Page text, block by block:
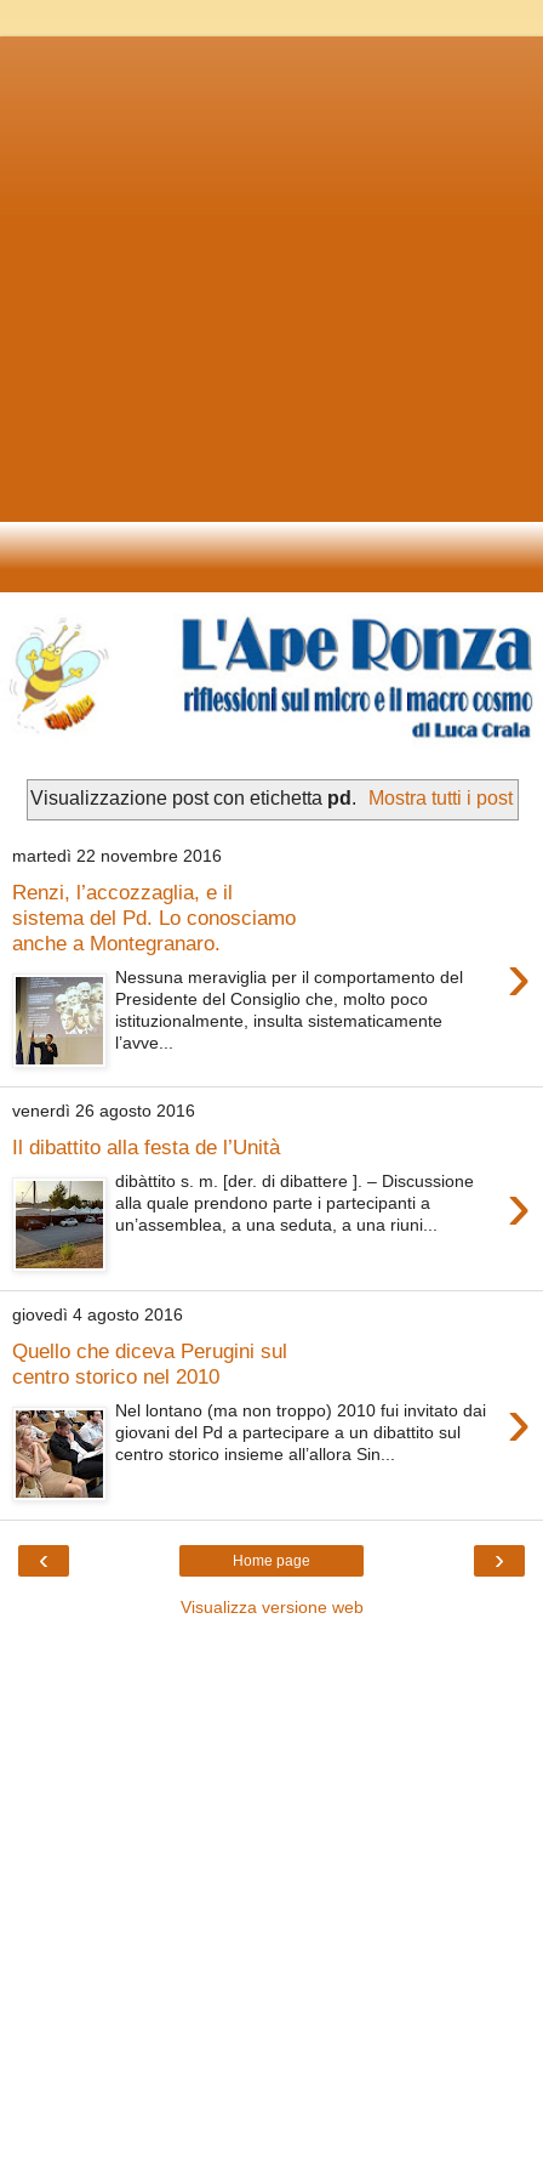
Visualizzazione post con etichetta pd . Mostra tutti i post
martedì 22 novembre 2016
Renzi, l’accozzaglia, e il
sistema del Pd. Lo conosciamo
anche a Montegranaro.
›
Nessuna meraviglia per il comportamento del
Presidente del Consiglio che, molto poco
istituzionalmente, insulta sistematicamente
l’avve...
venerdì 26 agosto 2016
Il dibattito alla festa de l’Unità
›
dibàttito s. m. [der. di dibattere ]. – Discussione
alla quale prendono parte i partecipanti a
un’assemblea, a una seduta, a una riuni...
giovedì 4 agosto 2016
Quello che diceva Perugini sul
centro storico nel 2010
›
Nel lontano (ma non troppo) 2010 fui invitato dai
giovani del Pd a partecipare a un dibattito sul
centro storico insieme all’allora Sin...
‹ ›
Home page
Visualizza versione web